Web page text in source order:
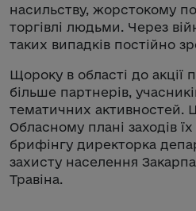
насильству, жорстокому
торгівлі людьми. Через
таких випадків постійно
Щороку в області до акції
більше партнерів,
тематичних активностей.
Обласному плані заходів
брифінгу директорка
захисту населення
Травіна.